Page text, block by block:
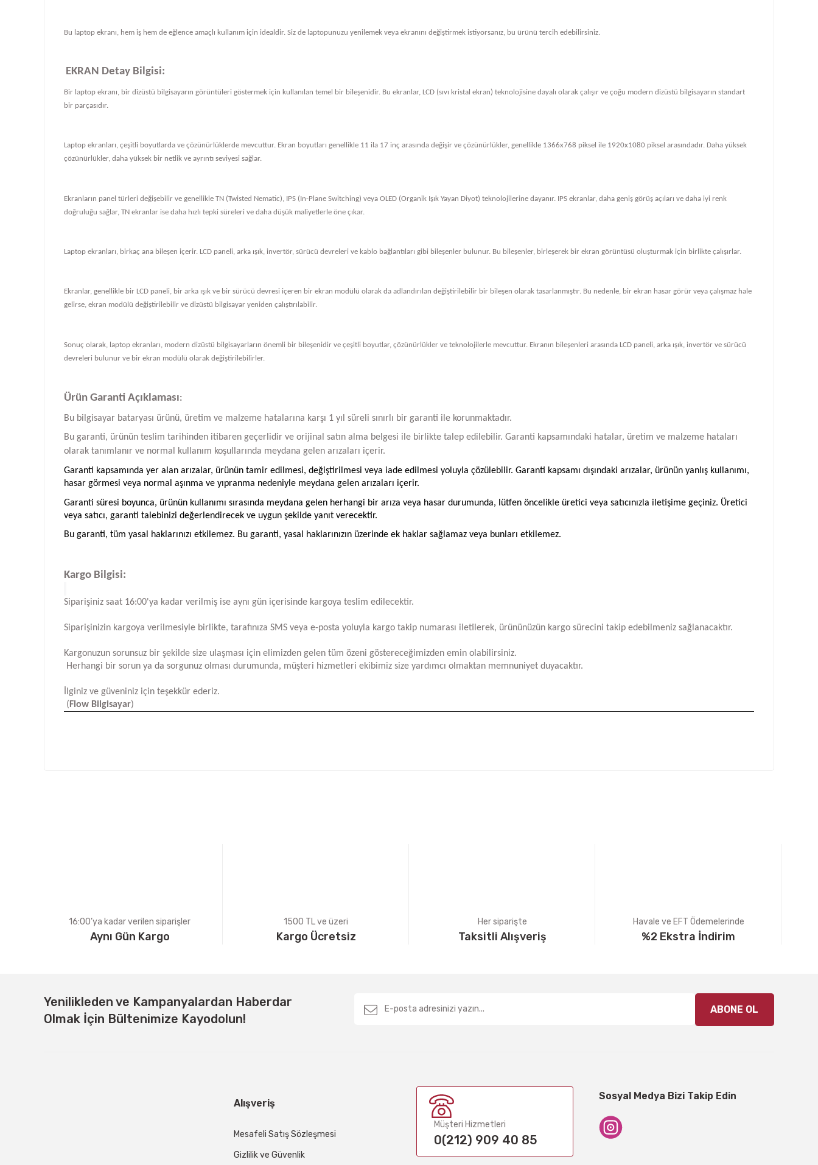
Bu laptop ekranı, hem iş hem de eğlence amaçlı kullanım için idealdir. Siz de laptopunuzu yenilemek veya ekranını değiştirmek istiyorsanız, bu ürünü tercih edebilirsiniz.
EKRAN Detay Bilgisi:
Bir laptop ekranı, bir dizüstü bilgisayarın görüntüleri göstermek için kullanılan temel bir bileşenidir. Bu ekranlar, LCD (sıvı kristal ekran) teknolojisine dayalı olarak çalışır ve çoğu modern dizüstü bilgisayarın standart
bir parçasıdır.
Laptop ekranları, çeşitli boyutlarda ve çözünürlüklerde mevcuttur. Ekran boyutları genellikle 11 ila 17 inç arasında değişir ve çözünürlükler, genellikle 1366x768 piksel ile 1920x1080 piksel arasındadır. Daha yüksek
çözünürlükler, daha yüksek bir netlik ve ayrıntı seviyesi sağlar.
Ekranların panel türleri değişebilir ve genellikle TN (Twisted Nematic), IPS (In-Plane Switching) veya OLED (Organik Işık Yayan Diyot) teknolojilerine dayanır. IPS ekranlar, daha geniş görüş açıları ve daha iyi renk
doğruluğu sağlar, TN ekranlar ise daha hızlı tepki süreleri ve daha düşük maliyetlerle öne çıkar.
Laptop ekranları, birkaç ana bileşen içerir. LCD paneli, arka ışık, invertör, sürücü devreleri ve kablo bağlantıları gibi bileşenler bulunur. Bu bileşenler, birleşerek bir ekran görüntüsü oluşturmak için birlikte çalışırlar.
Ekranlar, genellikle bir LCD paneli, bir arka ışık ve bir sürücü devresi içeren bir ekran modülü olarak da adlandırılan değiştirilebilir bir bileşen olarak tasarlanmıştır. Bu nedenle, bir ekran hasar görür veya çalışmaz hale
gelirse, ekran modülü değiştirilebilir ve dizüstü bilgisayar yeniden çalıştırılabilir.
Sonuç olarak, laptop ekranları, modern dizüstü bilgisayarların önemli bir bileşenidir ve çeşitli boyutlar, çözünürlükler ve teknolojilerle mevcuttur. Ekranın bileşenleri arasında LCD paneli, arka ışık, invertör ve sürücü
devreleri bulunur ve bir ekran modülü olarak değiştirilebilirler.
Ürün Garanti Açıklaması:
Bu bilgisayar bataryası ürünü, üretim ve malzeme hatalarına karşı 1 yıl süreli sınırlı bir garanti ile korunmaktadır.
Bu garanti, ürünün teslim tarihinden itibaren geçerlidir ve orijinal satın alma belgesi ile birlikte talep edilebilir. Garanti kapsamındaki hatalar, üretim ve malzeme hataları
olarak tanımlanır ve normal kullanım koşullarında meydana gelen arızaları içerir.
Garanti kapsamında yer alan arızalar, ürünün tamir edilmesi, değiştirilmesi veya iade edilmesi yoluyla çözülebilir. Garanti kapsamı dışındaki arızalar, ürünün yanlış kullanımı,
hasar görmesi veya normal aşınma ve yıpranma nedeniyle meydana gelen arızaları içerir.
Garanti süresi boyunca, ürünün kullanımı sırasında meydana gelen herhangi bir arıza veya hasar durumunda, lütfen öncelikle üretici veya satıcınızla iletişime geçiniz. Üretici
veya satıcı, garanti talebinizi değerlendirecek ve uygun şekilde yanıt verecektir.
Bu garanti, tüm yasal haklarınızı etkilemez. Bu garanti, yasal haklarınızın üzerinde ek haklar sağlamaz veya bunları etkilemez.
Kargo Bilgisi:
Siparişiniz saat 16:00'ya kadar verilmiş ise aynı gün içerisinde kargoya teslim edilecektir.
Siparişinizin kargoya verilmesiyle birlikte, tarafınıza SMS veya e-posta yoluyla kargo takip numarası iletilerek, ürününüzün kargo sürecini takip edebilmeniz sağlanacaktır.
Kargonuzun sorunsuz bir şekilde size ulaşması için elimizden gelen tüm özeni göstereceğimizden emin olabilirsiniz.
Herhangi bir sorun ya da sorgunuz olması durumunda, müşteri hizmetleri ekibimiz size yardımcı olmaktan memnuniyet duyacaktır.
İlginiz ve güveniniz için teşekkür ederiz.
( Flow Bilgisayar)
16:00’ya kadar verilen siparişler
Aynı Gün Kargo
1500 TL ve üzeri
Kargo Ücretsiz
Her siparişte
Taksitli Alışveriş
Havale ve EFT Ödemelerinde
%2 Ekstra İndirim
Yenilikleden ve Kampanyalardan Haberdar
Olmak İçin Bültenimize Kayodolun!
ABONE OL
Alışveriş
Mesafeli Satış Sözleşmesi
Gizlilik ve Güvenlik
Müşteri Hizmetleri
0(212) 909 40 85
Sosyal Medya Bizi Takip Edin